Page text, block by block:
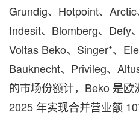
Grundig、Hotpoint、Arctic
Indesit、Blomberg、Defy
Voltas Beko、Singer*、
Bauknecht、Privileg、
的市场份额计，Beko 是欧
2025 年实现合并营业额